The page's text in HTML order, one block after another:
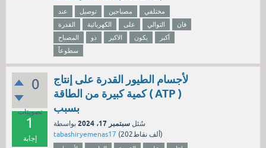
عند توصيل مصباحين
مختلفي
القدرة
الكهربائية على التوالي
فان
المصباح
ذو الاكبر يكون
أكبر
سطوعاً
0
تصويتات
1
إجابة
لأجسام الطيور القدرة على إنتاج
كمية كبيرة من الطاقة ( ATP )
بسبب
سُئل سبتمبر 17، 2024
بواسطة
tabashiryemenas17 ( 202ألف نقاط)